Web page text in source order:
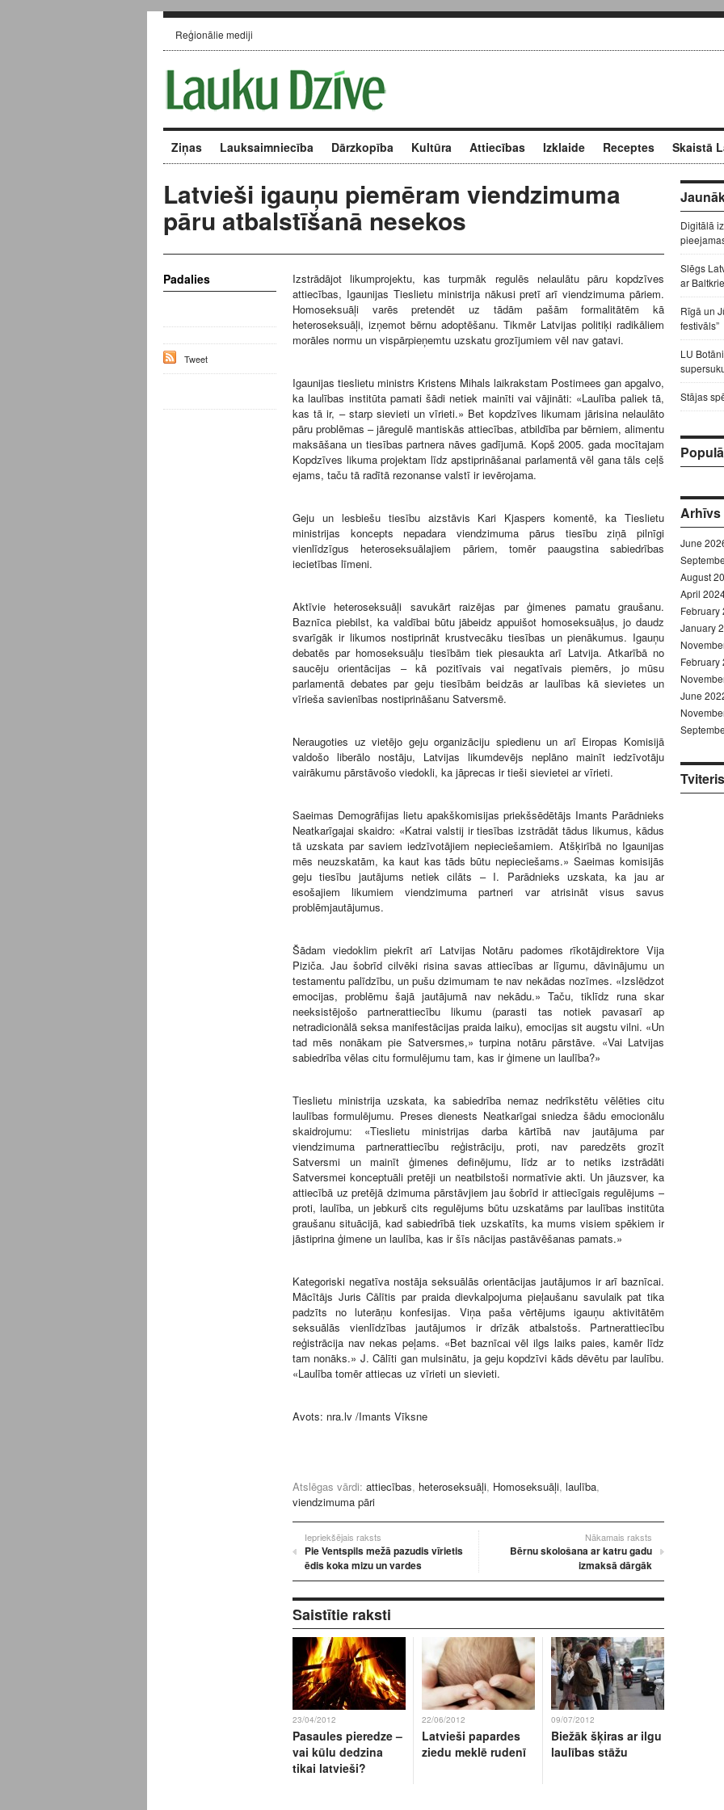
Reģionālie mediji
Ziņas Lauksaimniecība Dārzkopība Kultūra Attiecības Izklaide Receptes Skaistā
Latvieši igauņu piemēram viendzimuma
pāru atbalstīšanā nesekos
Izstrādājot likumprojektu, kas turpmāk regulēs nelaulātu pāru kopdzīves
attiecības, Igaunijas Tieslietu ministrija nākusi pretī arī viendzimuma pāriem.
Homoseksuāļi varēs pretendēt uz tādām pašām formalitātēm kā
heteroseksuāļi, izņemot bērnu adoptēšanu. Tikmēr Latvijas politiķi radikāliem
morāles normu un vispārpieņemtu uzskatu grozījumiem vēl nav gatavi.
Igaunijas tieslietu ministrs Kristens Mihals laikrakstam Postimees gan apgalvo,
ka laulības institūta pamati šādi netiek mainīti vai vājināti: «Laulība paliek tā,
kas tā ir, – starp sievieti un vīrieti.» Bet kopdzīves likumam jārisina nelaulāto
pāru problēmas – jāregulē mantiskās attiecības, atbildība par bērniem, alimentu
maksāšana un tiesības partnera nāves gadījumā. Kopš 2005. gada mocītajam
Kopdzīves likuma projektam līdz apstiprināšanai parlamentā vēl gana tāls ceļš
ejams, taču tā radītā rezonanse valstī ir ievērojama.
Geju un lesbiešu tiesību aizstāvis Kari Kjaspers komentē, ka Tieslietu
ministrijas koncepts nepadara viendzimuma pārus tiesību ziņā pilnīgi
vienlīdzīgus heteroseksuālajiem pāriem, tomēr paaugstina sabiedrības
iecietības līmeni.
Aktīvie heteroseksuāļi savukārt raizējas par ģimenes pamatu graušanu.
Baznīca piebilst, ka valdībai būtu jābeidz appuišot homoseksuāļus, jo daudz
svarīgāk ir likumos nostiprināt krustvecāku tiesības un pienākumus. Igauņu
debatēs par homoseksuāļu tiesībām tiek piesaukta arī Latvija. Atkarībā no
saucēju orientācijas – kā pozitīvais vai negatīvais piemērs, jo mūsu
parlamentā debates par geju tiesībām beidzās ar laulības kā sievietes un
vīrieša savienības nostiprināšanu Satversmē.
Neraugoties uz vietējo geju organizāciju spiedienu un arī Eiropas Komisijā
valdošo liberālo nostāju, Latvijas likumdevējs neplāno mainīt iedzīvotāju
vairākumu pārstāvošo viedokli, ka jāprecas ir tieši sievietei ar vīrieti.
Saeimas Demogrāfijas lietu apakškomisijas priekšsēdētājs Imants Parādnieks
Neatkarīgajai skaidro: «Katrai valstij ir tiesības izstrādāt tādus likumus, kādus
tā uzskata par saviem iedzīvotājiem nepieciešamiem. Atšķirībā no Igaunijas
mēs neuzskatām, ka kaut kas tāds būtu nepieciešams.» Saeimas komisijās
geju tiesību jautājums netiek cilāts – I. Parādnieks uzskata, ka jau ar
esošajiem likumiem viendzimuma partneri var atrisināt visus savus
problēmjautājumus.
Šādam viedoklim piekrīt arī Latvijas Notāru padomes rīkotājdirektore Vija
Piziča. Jau šobrīd cilvēki risina savas attiecības ar līgumu, dāvinājumu un
testamentu palīdzību, un pušu dzimumam te nav nekādas nozīmes. «Izslēdzot
emocijas, problēmu šajā jautājumā nav nekādu.» Taču, tiklīdz runa skar
neeksistējošo partnerattiecību likumu (parasti tas notiek pavasarī ap
netradicionālā seksa manifestācijas praida laiku), emocijas sit augstu vilni. «Un
tad mēs nonākam pie Satversmes,» turpina notāru pārstāve. «Vai Latvijas
sabiedrība vēlas citu formulējumu tam, kas ir ģimene un laulība?»
Tieslietu ministrija uzskata, ka sabiedrība nemaz nedrīkstētu vēlēties citu
laulības formulējumu. Preses dienests Neatkarīgai sniedza šādu emocionālu
skaidrojumu: «Tieslietu ministrijas darba kārtībā nav jautājuma par
viendzimuma partnerattiecību reģistrāciju, proti, nav paredzēts grozīt
Satversmi un mainīt ģimenes definējumu, līdz ar to netiks izstrādāti
Satversmei konceptuāli pretēji un neatbilstoši normatīvie akti. Un jāuzsver, ka
attiecībā uz pretējā dzimuma pārstāvjiem jau šobrīd ir attiecīgais regulējums –
proti, laulība, un jebkurš cits regulējums būtu uzskatāms par laulības institūta
graušanu situācijā, kad sabiedrībā tiek uzskatīts, ka mums visiem spēkiem ir
jāstiprina ģimene un laulība, kas ir šīs nācijas pastāvēšanas pamats.»
Kategoriski negatīva nostāja seksuālās orientācijas jautājumos ir arī baznīcai.
Mācītājs Juris Cālītis par praida dievkalpojuma pieļaušanu savulaik pat tika
padzīts no luterāņu konfesijas. Viņa paša vērtējums igauņu aktivitātēm
seksuālās vienlīdzības jautājumos ir drīzāk atbalstošs. Partnerattiecību
reģistrācija nav nekas peļams. «Bet baznīcai vēl ilgs laiks paies, kamēr līdz
tam nonāks.» J. Cālīti gan mulsinātu, ja geju kopdzīvi kāds dēvētu par laulību.
«Laulība tomēr attiecas uz vīrieti un sievieti.
Avots: nra.lv /Imants Vīksne
Atslēgas vārdi: attiecības, heteroseksuāļi, Homoseksuāļi, laulība,
viendzimuma pāri
Iepriekšējais raksts
Pie Ventspils mežā pazudis vīrietis
ēdis koka mizu un vardes
Nākamais raksts
Bērnu skološana ar katru gadu
izmaksā dārgāk
Saistītie raksti
23/04/2012
Pasaules pieredze –
vai kūlu dedzina
tikai latvieši?
22/06/2012
Latvieši papardes
ziedu meklē rudenī
09/07/2012
Biežāk šķiras ar ilgu
laulības stāžu
Padalies
Tweet
Digitālā
Slēgs
ar
Rīgā un
festivāls”
LU
Stājas
Arhīvs
June
August
April
February
January
February
June
Tviteris